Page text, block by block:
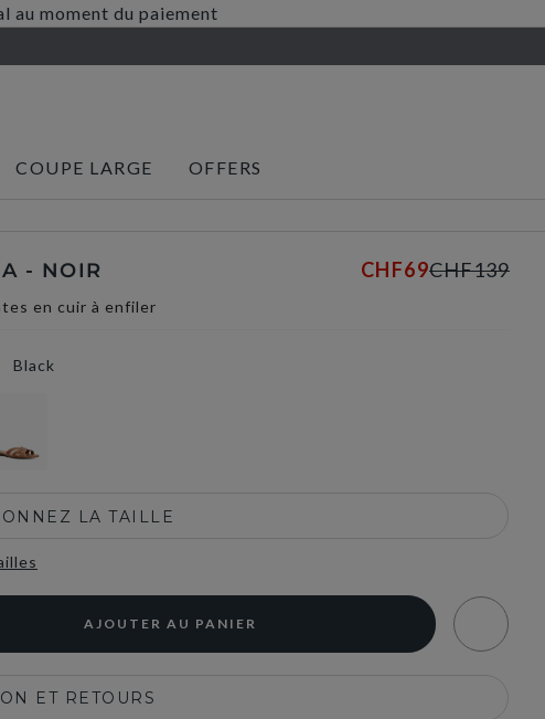
au moment du paiement
COUPE LARGE OFFERS
- NOIR
en cuir à enfiler
CHF69CHF139
Black
LA TAILLE
AJOUTER AU PANIER
ET RETOURS